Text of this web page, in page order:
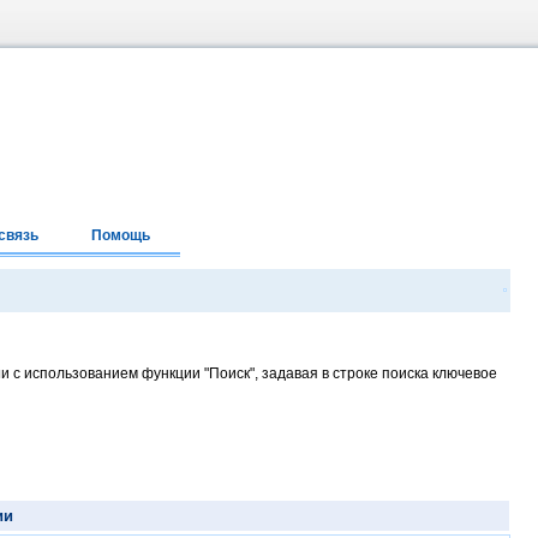
Помощь
использованием функции "Поиск", задавая в строке поиска ключевое